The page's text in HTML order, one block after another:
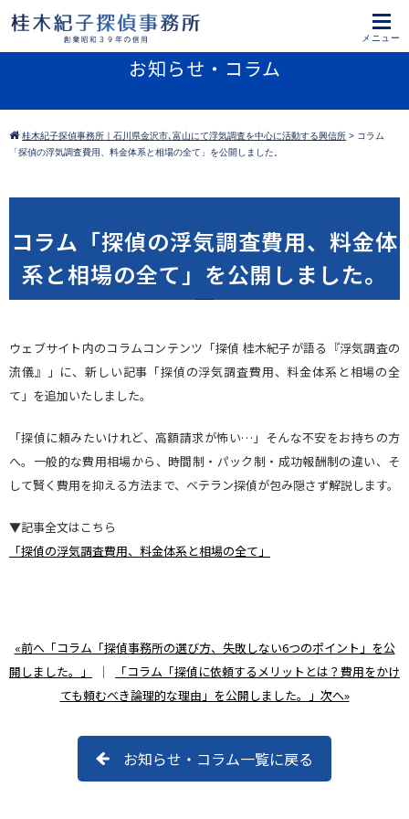
お知らせ・コラム
桂木紀子探偵事務所｜石川県金沢市､富山にて浮気調査を中心に活動する興信所 > コラム
「探偵の浮気調査費用、料金体系と相場の全て」を公開しました。
コラム「探偵の浮気調査費用、料金体
系と相場の全て」を公開しました。
ウェブサイト内のコラムコンテンツ「探偵 桂木紀子が語る『浮気調査の
流儀』」に、新しい記事「探偵の浮気調査費用、料金体系と相場の全
て」を追加いたしました。
「探偵に頼みたいけれど、高額請求が怖い…」そんな不安をお持ちの方
へ。一般的な費用相場から、時間制・パック制・成功報酬制の違い、そ
して賢く費用を抑える方法まで、ベテラン探偵が包み隠さず解説します。
▼記事全文はこちら
「探偵の浮気調査費用、料金体系と相場の全て」
«前へ「コラム「探偵事務所の選び方、失敗しない6つのポイント」を公
開しました。」
｜
「コラム「探偵に依頼するメリットとは？費用をかけ
ても頼むべき論理的な理由」を公開しました。」次へ»
お知らせ・コラム一覧に戻る